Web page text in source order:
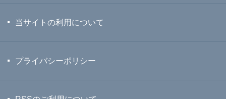
当サイトの利用について
プライバシーポリシー